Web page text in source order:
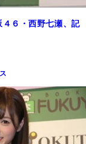
６・西野七瀬、記